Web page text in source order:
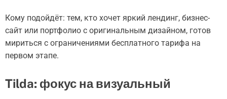
Кому подойдёт: тем, кто хочет яркий лендинг, бизнес-
сайт или портфолио с оригинальным дизайном, готов
мириться с ограничениями бесплатного тарифа на
первом этапе.
Tilda: фокус на визуальный